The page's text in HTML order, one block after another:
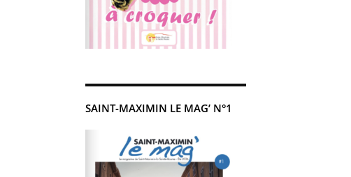
SAINT-MAXIMIN LE MAG’ N°1